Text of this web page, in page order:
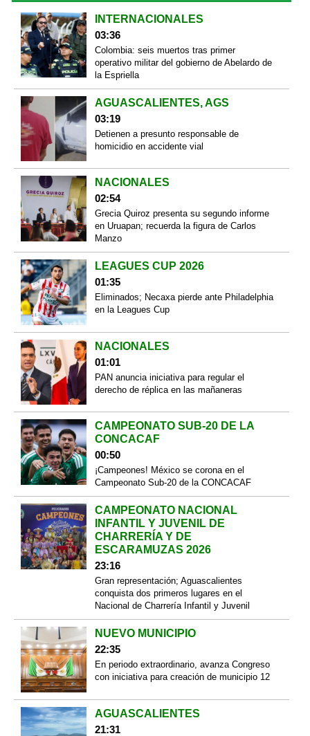
INTERNACIONALES
03:36
Colombia: seis muertos tras primer
operativo militar del gobierno de Abelardo de
la Espriella
AGUASCALIENTES, AGS
03:19
Detienen a presunto responsable de
homicidio en accidente vial
NACIONALES
02:54
Grecia Quiroz presenta su segundo informe
en Uruapan; recuerda la figura de Carlos
Manzo
LEAGUES CUP 2026
01:35
Eliminados; Necaxa pierde ante Philadelphia
en la Leagues Cup
NACIONALES
01:01
PAN anuncia iniciativa para regular el
derecho de réplica en las mañaneras
CAMPEONATO SUB-20 DE LA
CONCACAF
00:50
¡Campeones! México se corona en el
Campeonato Sub-20 de la CONCACAF
CAMPEONATO NACIONAL
INFANTIL Y JUVENIL DE
CHARRERÍA Y DE
ESCARAMUZAS 2026
23:16
Gran representación; Aguascalientes
conquista dos primeros lugares en el
Nacional de Charrería Infantil y Juvenil
NUEVO MUNICIPIO
22:35
En periodo extraordinario, avanza Congreso
con iniciativa para creación de municipio 12
AGUASCALIENTES
21:31